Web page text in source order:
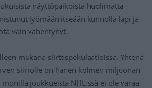
näyttöpaikoista huolimatta
lyömään itseään kunnolla läpi ja
vain vähentynyt.
mukana siirtospekulaatioissa. Yhtenä
siirrolle on hänen kolmen miljoonan
joukkueista NHL:ssä ei ole varaa